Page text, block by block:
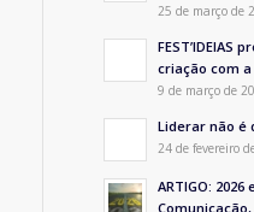
25 de março de
FEST’IDEIAS
criação com
9 de março de
Liderar não é
24 de fevereiro
ARTIGO: